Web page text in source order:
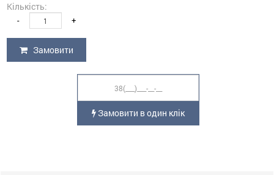
Кількість:
- +
Замовити
Замовити в один клік